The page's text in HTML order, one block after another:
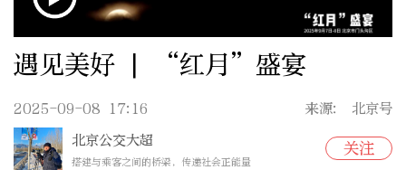
遇见美好 | “红月”盛宴
2025-09-08 17:16
来源: 北京号
北京公交大超
搭建与乘客之间的桥梁，传递社会正能量
关注